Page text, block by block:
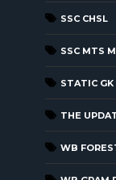
SSC CHSL
SSC MTS
STATIC GK
THE
WB